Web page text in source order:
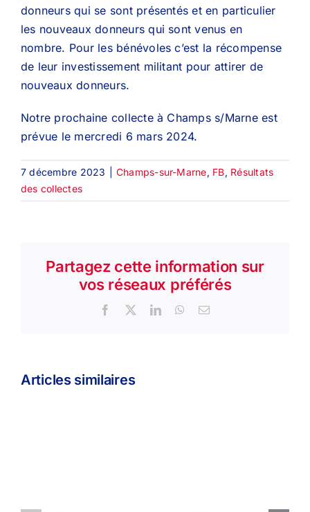
donneurs qui se sont présentés et en particulier
les nouveaux donneurs qui sont venus en
nombre. Pour les bénévoles c’est la récompense
de leur investissement militant pour attirer de
nouveaux donneurs.
Notre prochaine collecte à Champs s/Marne est
prévue le mercredi 6 mars 2024.
7 décembre 2023 Champs-sur-Marne, FB, Résultats
des collectes
Partagez cette information sur
vos réseaux préférés
Facebook
X LinkedInWhatsApp
Email
Articles similaires